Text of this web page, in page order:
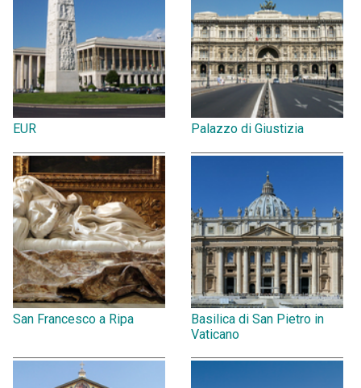
EUR Palazzo di Giustizia
San Francesco a Ripa
Basilica di San Pietro in
Vaticano